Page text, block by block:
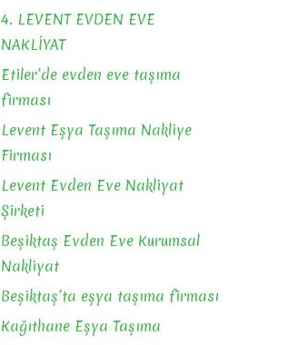
4. LEVENT EVDEN EVE
NAKLİYAT
Etiler’de evden eve taşıma
firması
Levent Eşya Taşıma Nakliye
Firması
Levent Evden Eve Nakliyat
Şirketi
Beşiktaş Evden Eve Kurumsal
Nakliyat
Beşiktaş’ta eşya taşıma firması
Kağıthane Eşya Taşıma